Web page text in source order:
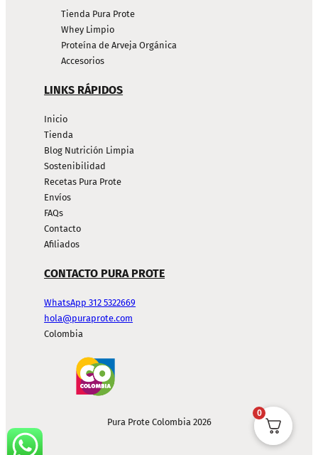
Tienda Pura Prote
Whey Limpio
Proteína de Arveja Orgánica
Accesorios
LINKS RÁPIDOS
Inicio
Tienda
Blog Nutrición Limpia
Sostenibilidad
Recetas Pura Prote
Envíos
FAQs
Contacto
Afiliados
CONTACTO PURA PROTE
WhatsApp 312 5322669
hola@puraprote.com
Colombia
Pura Prote Colombia 2026
0